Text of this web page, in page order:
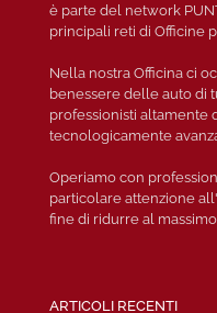
è parte del network
principali reti di Officine
Nella nostra Officina ci
benessere delle auto di
professionisti altamente
tecnologicamente
Operiamo con
particolare attenzione
fine di ridurre al
ARTICOLI RECENTI